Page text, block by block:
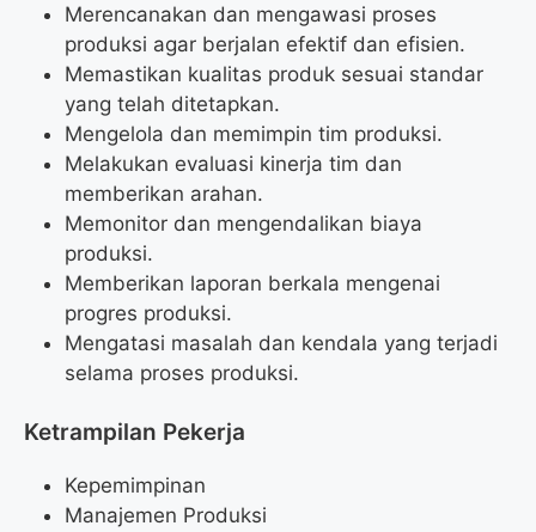
Merencanakan dan mengawasi proses
produksi agar berjalan efektif dan efisien.
Memastikan kualitas produk sesuai standar
yang telah ditetapkan.
Mengelola dan memimpin tim produksi.
Melakukan evaluasi kinerja tim dan
memberikan arahan.
Memonitor dan mengendalikan biaya
produksi.
Memberikan laporan berkala mengenai
progres produksi.
Mengatasi masalah dan kendala yang terjadi
selama proses produksi.
Ketrampilan Pekerja
Kepemimpinan
Manajemen Produksi